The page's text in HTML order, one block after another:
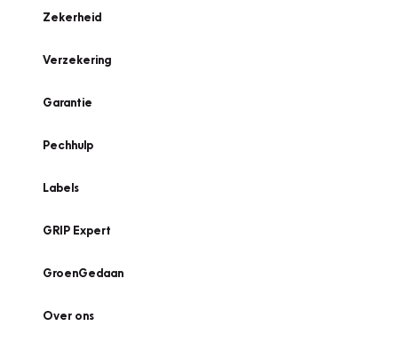
Zekerheid
Verzekering
Garantie
Pechhulp
Labels
GRIP Expert
GroenGedaan
Over ons